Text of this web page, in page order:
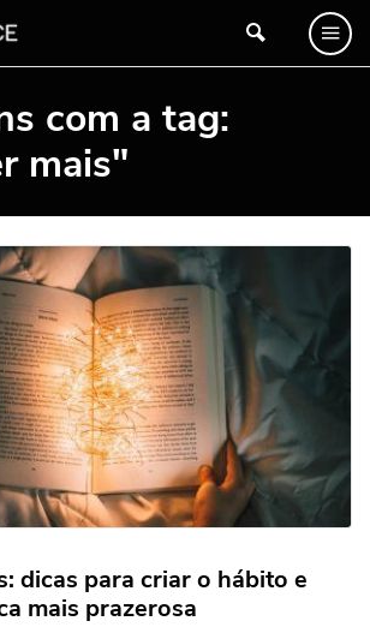
com a tag:
mais"
dicas para criar o hábito e
mais prazerosa